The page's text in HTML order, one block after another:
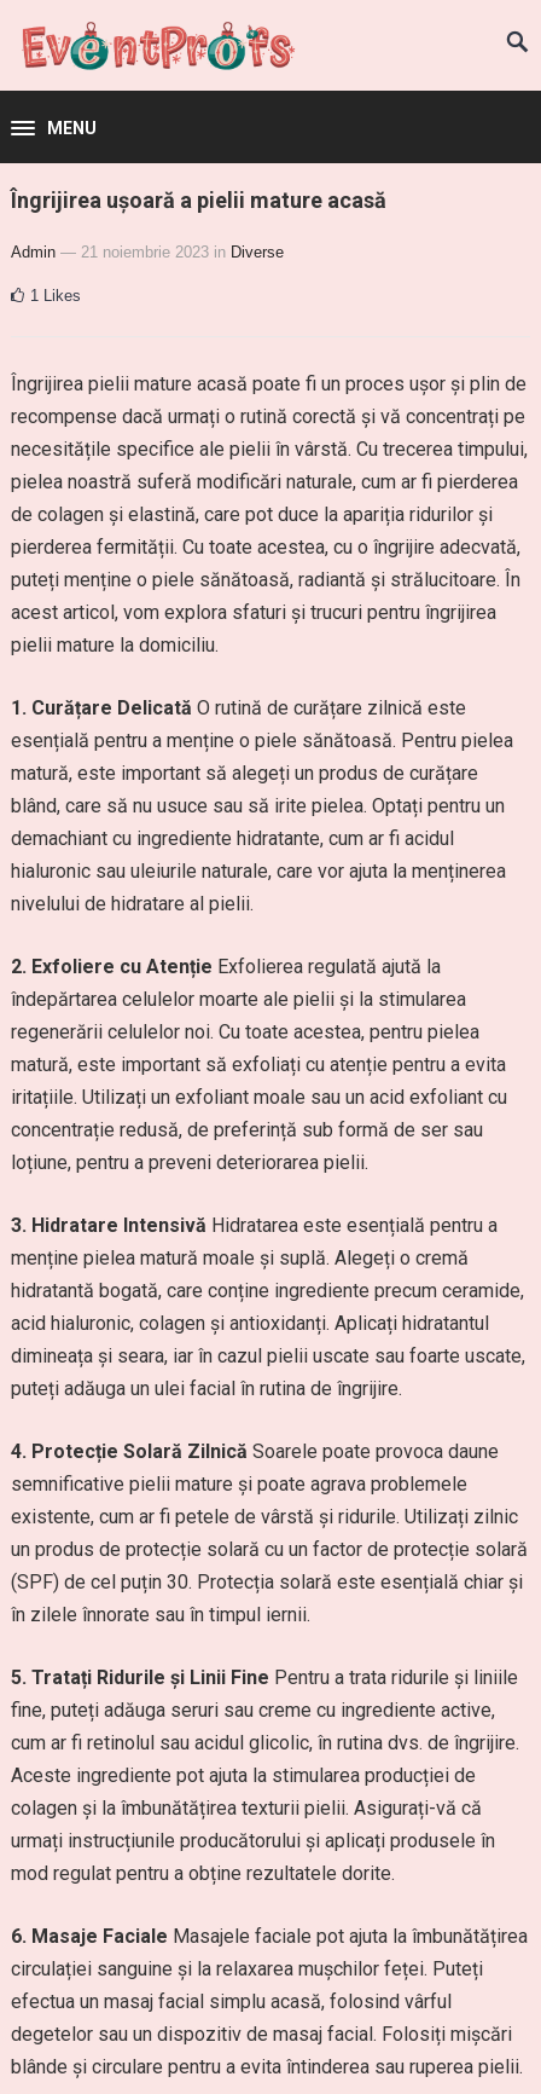
MENU
Îngrijirea ușoară a pielii mature acasă
Admin — 21 noiembrie 2023 in Diverse
1 Likes
Îngrijirea pielii mature acasă poate fi un proces ușor și plin de
recompense dacă urmați o rutină corectă și vă concentrați pe
necesitățile specifice ale pielii în vârstă. Cu trecerea timpului,
pielea noastră suferă modificări naturale, cum ar fi pierderea
de colagen și elastină, care pot duce la apariția ridurilor și
pierderea fermității. Cu toate acestea, cu o îngrijire adecvată,
puteți menține o piele sănătoasă, radiantă și strălucitoare. În
acest articol, vom explora sfaturi și trucuri pentru îngrijirea
pielii mature la domiciliu.
1. Curățare Delicată O rutină de curățare zilnică este
esențială pentru a menține o piele sănătoasă. Pentru pielea
matură, este important să alegeți un produs de curățare
blând, care să nu usuce sau să irite pielea. Optați pentru un
demachiant cu ingrediente hidratante, cum ar fi acidul
hialuronic sau uleiurile naturale, care vor ajuta la menținerea
nivelului de hidratare al pielii.
2. Exfoliere cu Atenție Exfolierea regulată ajută la
îndepărtarea celulelor moarte ale pielii și la stimularea
regenerării celulelor noi. Cu toate acestea, pentru pielea
matură, este important să exfoliați cu atenție pentru a evita
iritațiile. Utilizați un exfoliant moale sau un acid exfoliant cu
concentrație redusă, de preferință sub formă de ser sau
loțiune, pentru a preveni deteriorarea pielii.
3. Hidratare Intensivă Hidratarea este esențială pentru a
menține pielea matură moale și suplă. Alegeți o cremă
hidratantă bogată, care conține ingrediente precum ceramide,
acid hialuronic, colagen și antioxidanți. Aplicați hidratantul
dimineața și seara, iar în cazul pielii uscate sau foarte uscate,
puteți adăuga un ulei facial în rutina de îngrijire.
4. Protecție Solară Zilnică Soarele poate provoca daune
semnificative pielii mature și poate agrava problemele
existente, cum ar fi petele de vârstă și ridurile. Utilizați zilnic
un produs de protecție solară cu un factor de protecție solară
(SPF) de cel puțin 30. Protecția solară este esențială chiar și
în zilele înnorate sau în timpul iernii.
5. Tratați Ridurile și Linii Fine Pentru a trata ridurile și liniile
fine, puteți adăuga seruri sau creme cu ingrediente active,
cum ar fi retinolul sau acidul glicolic, în rutina dvs. de îngrijire.
Aceste ingrediente pot ajuta la stimularea producției de
colagen și la îmbunătățirea texturii pielii. Asigurați-vă că
urmați instrucțiunile producătorului și aplicați produsele în
mod regulat pentru a obține rezultatele dorite.
6. Masaje Faciale Masajele faciale pot ajuta la îmbunătățirea
circulației sanguine și la relaxarea mușchilor feței. Puteți
efectua un masaj facial simplu acasă, folosind vârful
degetelor sau un dispozitiv de masaj facial. Folosiți mișcări
blânde și circulare pentru a evita întinderea sau ruperea pielii.